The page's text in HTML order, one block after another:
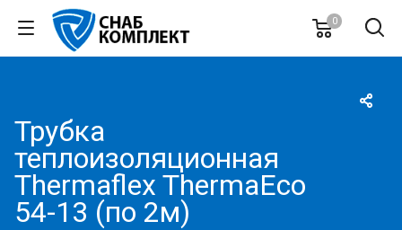
0
Трубка
теплоизоляционная
Thermaflex ThermaEco
54-13 (по 2м)